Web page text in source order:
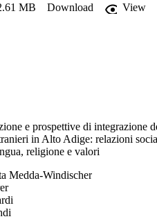
MB Download
View
e prospettive di integrazione
in Alto Adige: relazioni
religione e valori
Medda-Windischer